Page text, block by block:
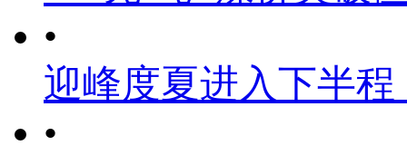
•
迎峰度夏进入下半
•